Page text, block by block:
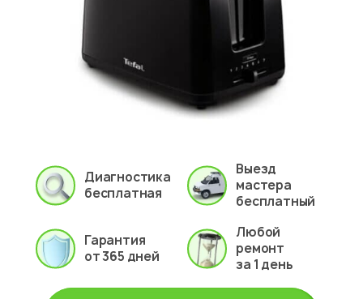
Диагностика
бесплатная
Выезд
мастера
бесплатный
Гарантия
от 365 дней
Любой
ремонт
за 1 день